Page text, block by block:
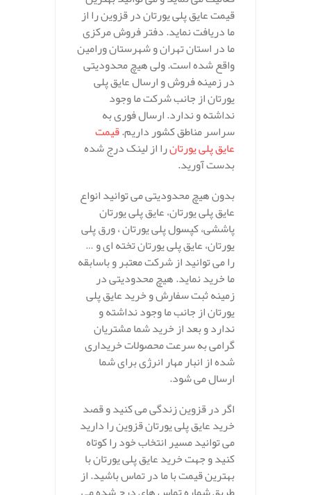
قیمت عایق پلی یورتان در قزوین را از
ما دریافت نماید. دفتر فروش مرکزی
ما در استان تهران و شهرستان ورامین
واقع شده است. ولی هیچ محدودیتی
در زمینه فروش و ارسال عایق پلی
یورتان از جانب شرکت ما وجود
نداشته و ندارد. ارسال فوری به
سراسر مناطق کشور داریم.قیمت
عایق پلی یورتانرا از لینک درج شده
بدست آورید.
بدون هیچ محدودیتی می توانید انواع
عایق پلی یورتان، عایق پلی یورتان
پاششی، کپسول پلی یورتان ، ورق پلی
یورتان، عایق پلی یورتان تخته ای و …
را می توانید از شرکت معتبر و باسابقه
ما خرید نماید. هیچ محدودیتی در
زمینه ثبت سفارش و خرید عایق پلی
یورتان از جانب ما وجود نداشته و
ندارد و بعد از خرید شما مشتریان
گرامی به سرعت محصولات خریداری
شده از انبار مهار انرژی برای شما
ارسال می شود.
اگر در قزوین زندگی می کنید و قصد
خرید عایق پلی یورتان قزوین را دارید
می توانید مسیر انتخاب خود را کوتاه
کنید و جهت خرید عایق پلی یورتان با
بهترین قیمت با ما در تماس باشید. از